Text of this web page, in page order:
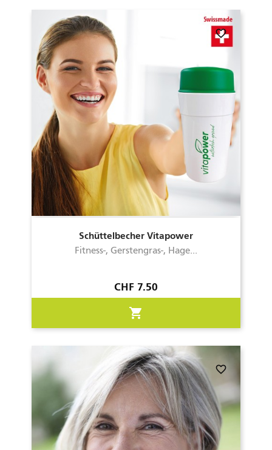
Schüttelbecher Vitapower
Fitness-, Gerstengras-, Hage...
favorite_border
Preis
CHF 7.50
shopping_cart
favorite_border